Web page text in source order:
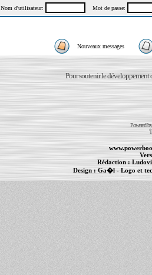
Nom d'utilisateur: Mot de passe:
Nouveaux messages
Pour soutenir le développement
Powered
Rédaction :
Design : Ga�l- Logo et